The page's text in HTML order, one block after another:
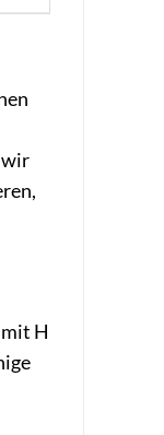
wir
H